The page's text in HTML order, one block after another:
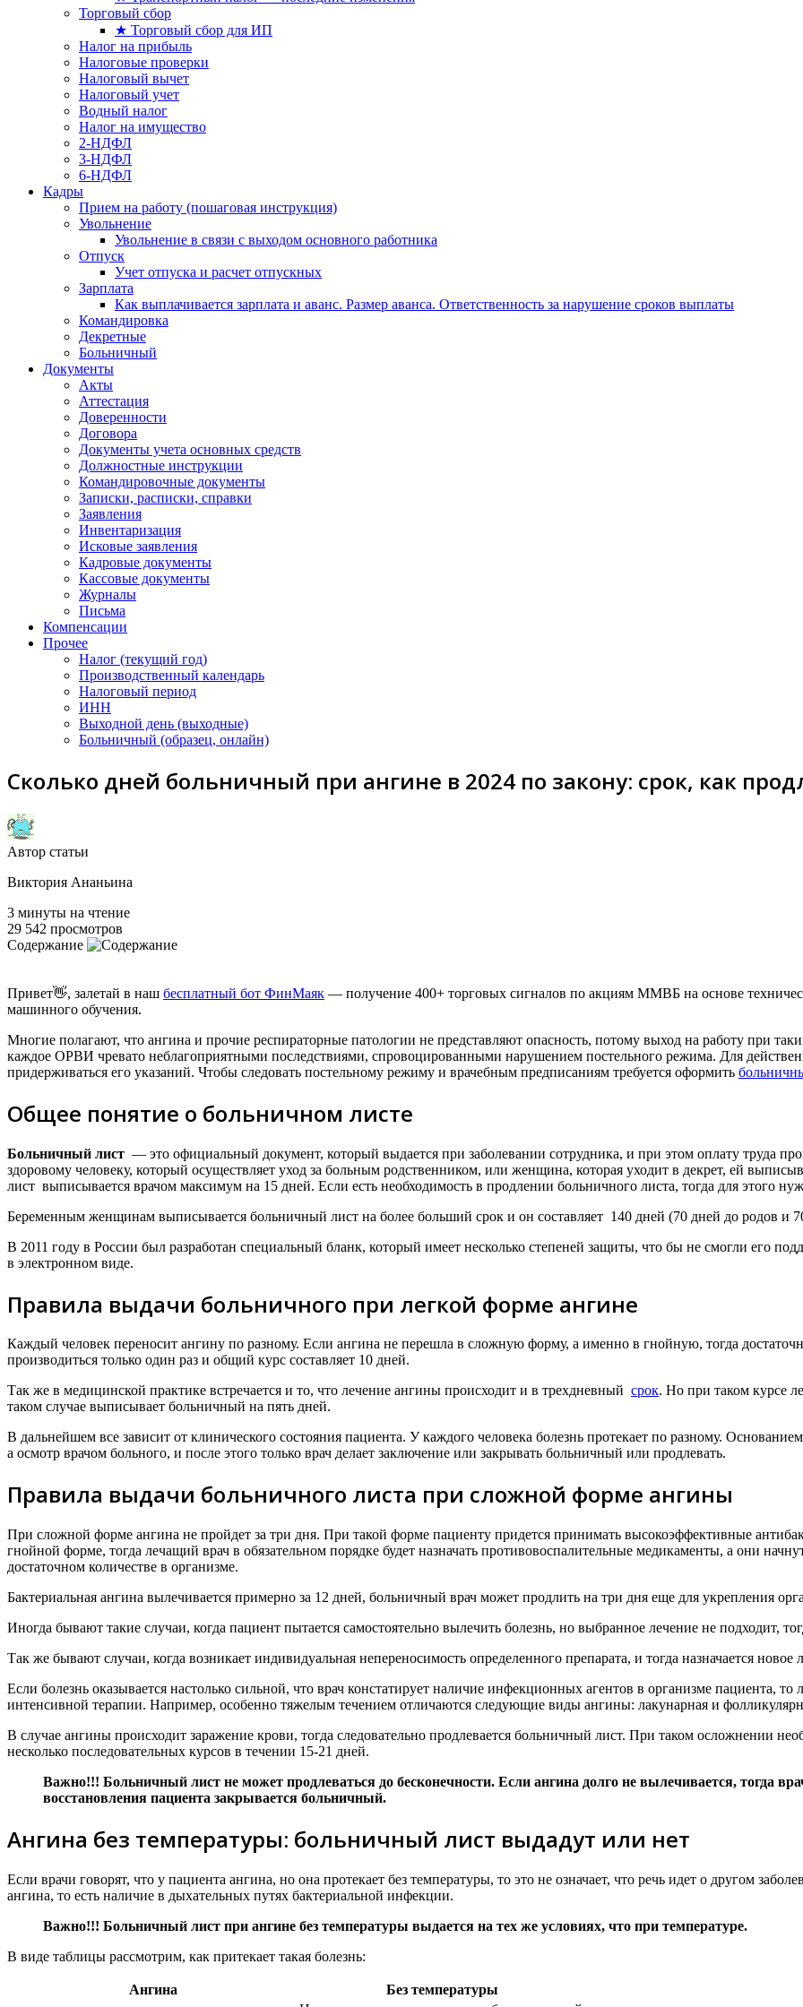
Торговый сбор
★ Торговый сбор для ИП
Налог на прибыль
Налоговые проверки
Налоговый вычет
Налоговый учет
Водный налог
Налог на имущество
2-НДФЛ
3-НДФЛ
6-НДФЛ
Кадры
Прием на работу (пошаговая инструкция)
Увольнение
Увольнение в связи с выходом основного работника
Отпуск
Учет отпуска и расчет отпускных
Зарплата
Как выплачивается зарплата и аванс. Размер аванса. Ответственность за нарушение сроков выплаты
Командировка
Декретные
Больничный
Документы
Акты
Аттестация
Доверенности
Договора
Документы учета основных средств
Должностные инструкции
Командировочные документы
Записки, расписки, справки
Заявления
Инвентаризация
Исковые заявления
Кадровые документы
Кассовые документы
Журналы
Письма
Компенсации
Прочее
Налог (текущий год)
Производственный календарь
Налоговый период
ИНН
Выходной день (выходные)
Больничный (образец, онлайн)
Сколько дней больничный при ангине в 2024 по закону: срок, как
Автор статьи
Виктория Ананьина
3 минуты на чтение
29 542 просмотров
Содержание
Привет👋, залетай в наш бесплатный бот ФинМаяк — получение 400+ торговых сигналов по акциям ММВБ на основе
машинного обучения.
Многие полагают, что ангина и прочие респираторные патологии не представляют опасность, потому выход на работу при
каждое ОРВИ чревато неблагоприятными последствиями, спровоцированными нарушением постельного режима. Для
придерживаться его указаний. Чтобы следовать постельному режиму и врачебным предписаниям требуется оформить
Общее понятие о больничном листе
Больничный лист — это официальный документ, который выдается при заболевании сотрудника, и при этом оплату труда
здоровому человеку, который осуществляет уход за больным родственником, или женщина, которая уходит в декрет, ей
лист выписывается врачом максимум на 15 дней. Если есть необходимость в продлении больничного листа, тогда для этого
Беременным женщинам выписывается больничный лист на более больший срок и он составляет 140 дней (70 дней до родов и
В 2011 году в России был разработан специальный бланк, который имеет несколько степеней защиты, что бы не смогли его
в электронном виде.
Правила выдачи больничного при легкой форме ангине
Каждый человек переносит ангину по разному. Если ангина не перешла в сложную форму, а именно в гнойную, тогда
производиться только один раз и общий курс составляет 10 дней.
Так же в медицинской практике встречается и то, что лечение ангины происходит и в трехдневный срок. Но при таком курсе
таком случае выписывает больничный на пять дней.
В дальнейшем все зависит от клинического состояния пациента. У каждого человека болезнь протекает по разному.
а осмотр врачом больного, и после этого только врач делает заключение или закрывать больничный или продлевать.
Правила выдачи больничного листа при сложной форме ангины
При сложной форме ангина не пройдет за три дня. При такой форме пациенту придется принимать высокоэффективные
гнойной форме, тогда лечащий врач в обязательном порядке будет назначать противовоспалительные медикаменты, а они
достаточном количестве в организме.
Бактериальная ангина вылечивается примерно за 12 дней, больничный врач может продлить на три дня еще для укрепления
Иногда бывают такие случаи, когда пациент пытается самостоятельно вылечить болезнь, но выбранное лечение не подходит,
Так же бывают случаи, когда возникает индивидуальная непереносимость определенного препарата, и тогда назначается
Если болезнь оказывается настолько сильной, что врач констатирует наличие инфекционных агентов в организме пациента, то
интенсивной терапии. Например, особенно тяжелым течением отличаются следующие виды ангины: лакунарная и
В случае ангины происходит заражение крови, тогда следовательно продлевается больничный лист. При таком осложнении
несколько последовательных курсов в течении 15-21 дней.
Важно!!! Больничный лист не может продлеваться до бесконечности. Если ангина долго не вылечивается, тогда
восстановления пациента закрывается больничный.
Ангина без температуры: больничный лист выдадут или нет
Если врачи говорят, что у пациента ангина, но она протекает без температуры, то это не означает, что речь идет о другом
ангина, то есть наличие в дыхательных путях бактериальной инфекции.
Важно!!! Больничный лист при ангине без температуры выдается на тех же условиях, что при температуре.
В виде таблицы рассмотрим, как притекает такая болезнь:
Ангина
Без температуры